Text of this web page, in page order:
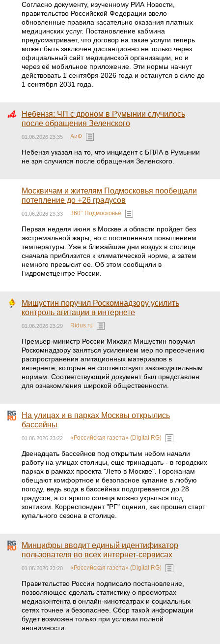
Согласно документу, изученному РИА Новости,
правительство Российской Федерации ввело
обновленные правила касательно оказания платных
медицинских услуг. Постановление кабмина
предусматривает, что договор на такие услуги теперь
может быть заключен дистанционно не только через
официальный сайт медицинской организации, но и
через её мобильное приложение. Эти нормы начнут
действовать 1 сентября 2026 года и останутся в силе до
1 сентября 2031 года.
Небензя: ЧП с дроном в Румынии случилось
после обращения Зеленского
01.06.2026 23:35 АиФ
Небензя указал на то, что инцидент с БПЛА в Румынии
не зря случился после обращения Зеленского.
Москвичам и жителям Подмосковья пообещали
потепление до +26 градусов
01.06.2026 23:33 360° Подмосковье
Первая неделя июня в Москве и области пройдет без
экстремальной жары, но с постепенным повышением
температуры. Уже в ближайшие дни воздух в столице
сначала приблизится к климатической норме, а затем
немного превысит ее. Об этом сообщили в
Гидрометцентре России.
Мишустин поручил Роскомнадзору усилить
контроль агитации в интернете
01.06.2026 23:29 Ridus.ru
Премьер-министр России Михаил Мишустин поручил
Роскомнадзору заняться усилением мер по пресечению
распространения агитационных материалов в
интернете, которые не соответствуют законодательным
нормам. Соответствующий документ был представлен
для ознакомления широкой общественности.
На улицах и в парках Москвы открылись
бассейны
01.06.2026 23:22 «Российская газета» (Digital RG)
Двенадцать бассейнов под открытым небом начали
работу на улицах столицы, еще тринадцать - в городских
парках в рамках проекта "Лето в Москве". Горожанам
обещают комфортное и безопасное купание в любую
погоду, ведь вода в бассейнах подогревается до 28
градусов, а от яркого солнца можно укрыться под
зонтиком. Корреспондент "РГ" оценил, как прошел старт
купального сезона в столице.
Минцифры вводит единый идентификатор
пользователя во всех интернет-сервисах
01.06.2026 23:20 «Российская газета» (Digital RG)
Правительство России подписало постановление,
позволяющее сделать статистику о просмотрах
медиаконтента в онлайн-кинотеатрах и социальных
сетях точнее и безопаснее. Сбор такой информации
будет возможен только при условии полной
анонимности.